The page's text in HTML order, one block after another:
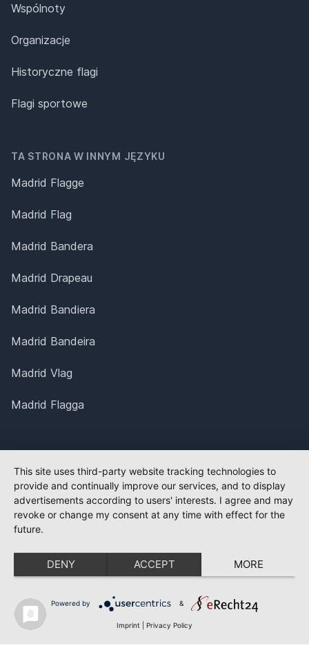
Wspólnoty
Organizacje
Historyczne flagi
Flagi sportowe
TA STRONA W INNYM JĘZYKU
Madrid Flagge
Madrid Flag
Madrid Bandera
Madrid Drapeau
Madrid Bandiera
Madrid Bandeira
Madrid Vlag
Madrid Flagga
This site uses third-party website tracking technologies to
provide and continually improve our services, and to display
advertisements according to users' interests. I agree and may
revoke or change my consent at any time with effect for the
future.
DENY ACCEPT MORE
Powered by &
Imprint Privacy Policy